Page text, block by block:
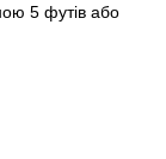
5 футів або